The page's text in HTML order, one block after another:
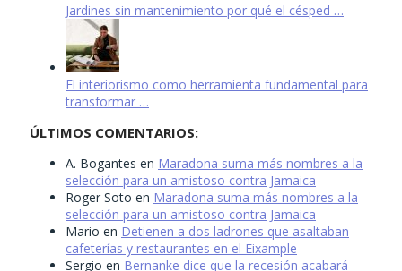
Jardines sin mantenimiento por qué el césped …
El interiorismo como herramienta fundamental para
transformar …
ÚLTIMOS COMENTARIOS:
A. Bogantes en Maradona suma más nombres a la
selección para un amistoso contra Jamaica
Roger Soto en Maradona suma más nombres a la
selección para un amistoso contra Jamaica
Mario en Detienen a dos ladrones que asaltaban
cafeterías y restaurantes en el Eixample
Sergio en Bernanke dice que la recesión acabará